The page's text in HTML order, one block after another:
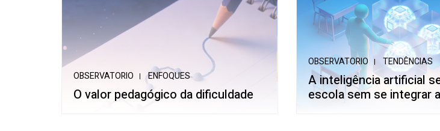
OBSERVATORIO ENFOQUES
O valor pedagógico da dificuldade
OBSERVATORIO TENDÊNCIAS
A inteligência artificial
escola sem se integrar